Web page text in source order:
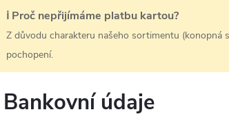
ℹ️ Proč nepřijímáme platbu kartou?
Z důvodu charakteru našeho sortimentu (konopná
pochopení.
Bankovní údaje